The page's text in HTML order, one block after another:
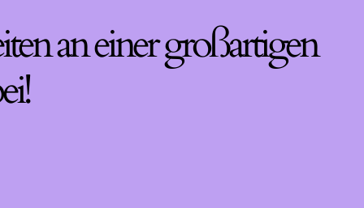
an einer großartigen